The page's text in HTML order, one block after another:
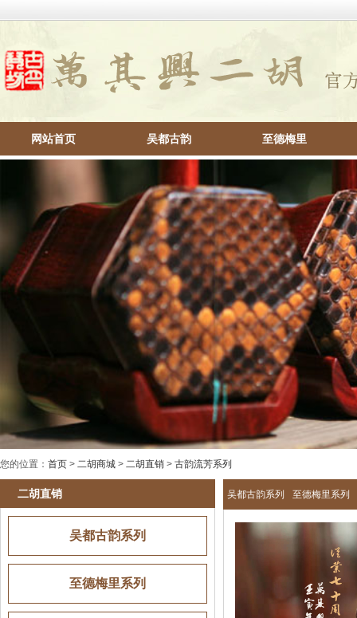
网站首页 吴都古韵 至德梅里
您的位置： 首页 > 二胡商城 > 二胡直销 > 古韵流芳系列
二胡直销
吴都古韵系列
至德梅里系列
吴都古韵系列 至德梅里系列